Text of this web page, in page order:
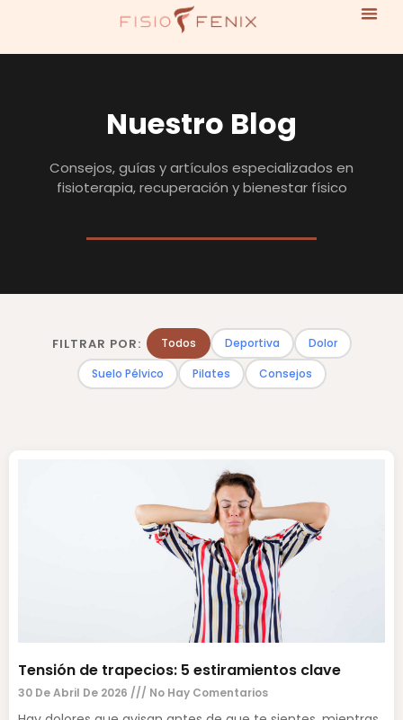
Nuestro Blog
Consejos, guías y artículos especializados en
fisioterapia, recuperación y bienestar físico
FILTRAR POR: Todos Deportiva
Dolor
Suelo Pélvico
Pilates Consejos
Tensión de trapecios: 5 estiramientos clave
30 De Abril De 2026 No Hay Comentarios